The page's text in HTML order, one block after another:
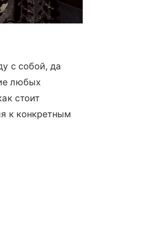
с собой, да
любых
стоит
к конкретным